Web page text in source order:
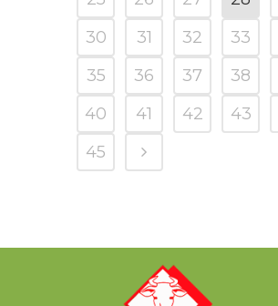
30
31 32 33
35
36 37 38
40
41 42 43
45